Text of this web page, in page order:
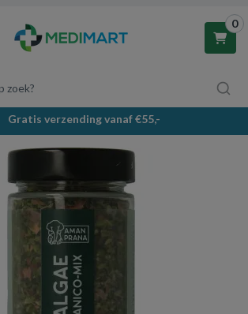
zoek?
0
Uw winkelwagen is leeg.
Vul hem met producten.
Gratis verzending vanaf €55,-